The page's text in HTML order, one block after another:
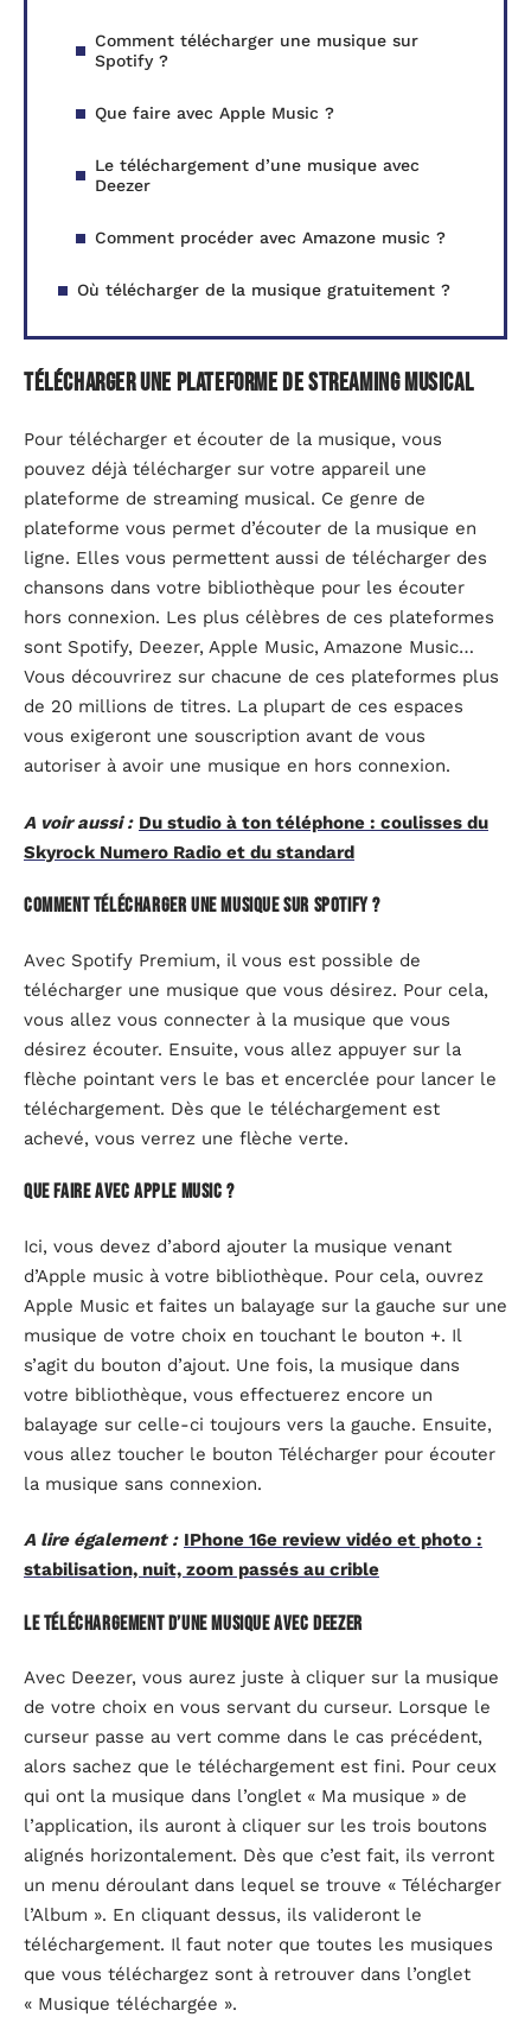
Comment télécharger une musique sur
Spotify ?
Que faire avec Apple Music ?
Le téléchargement d’une musique avec
Deezer
Comment procéder avec Amazone music ?
Où télécharger de la musique gratuitement ?
Télécharger une plateforme de streaming musical
Pour télécharger et écouter de la musique, vous
pouvez déjà télécharger sur votre appareil une
plateforme de streaming musical. Ce genre de
plateforme vous permet d’écouter de la musique en
ligne. Elles vous permettent aussi de télécharger des
chansons dans votre bibliothèque pour les écouter
hors connexion. Les plus célèbres de ces plateformes
sont Spotify, Deezer, Apple Music, Amazone Music…
Vous découvrirez sur chacune de ces plateformes plus
de 20 millions de titres. La plupart de ces espaces
vous exigeront une souscription avant de vous
autoriser à avoir une musique en hors connexion.
A voir aussi : Du studio à ton téléphone : coulisses du
Skyrock Numero Radio et du standard
Comment télécharger une musique sur Spotify ?
Avec Spotify Premium, il vous est possible de
télécharger une musique que vous désirez. Pour cela,
vous allez vous connecter à la musique que vous
désirez écouter. Ensuite, vous allez appuyer sur la
flèche pointant vers le bas et encerclée pour lancer le
téléchargement. Dès que le téléchargement est
achevé, vous verrez une flèche verte.
Que faire avec Apple Music ?
Ici, vous devez d’abord ajouter la musique venant
d’Apple music à votre bibliothèque. Pour cela, ouvrez
Apple Music et faites un balayage sur la gauche sur une
musique de votre choix en touchant le bouton +. Il
s’agit du bouton d’ajout. Une fois, la musique dans
votre bibliothèque, vous effectuerez encore un
balayage sur celle-ci toujours vers la gauche. Ensuite,
vous allez toucher le bouton Télécharger pour écouter
la musique sans connexion.
A lire également : IPhone 16e review vidéo et photo :
stabilisation, nuit, zoom passés au crible
Le téléchargement d’une musique avec Deezer
Avec Deezer, vous aurez juste à cliquer sur la musique
de votre choix en vous servant du curseur. Lorsque le
curseur passe au vert comme dans le cas précédent,
alors sachez que le téléchargement est fini. Pour ceux
qui ont la musique dans l’onglet « Ma musique » de
l’application, ils auront à cliquer sur les trois boutons
alignés horizontalement. Dès que c’est fait, ils verront
un menu déroulant dans lequel se trouve « Télécharger
l’Album ». En cliquant dessus, ils valideront le
téléchargement. Il faut noter que toutes les musiques
que vous téléchargez sont à retrouver dans l’onglet
« Musique téléchargée ».